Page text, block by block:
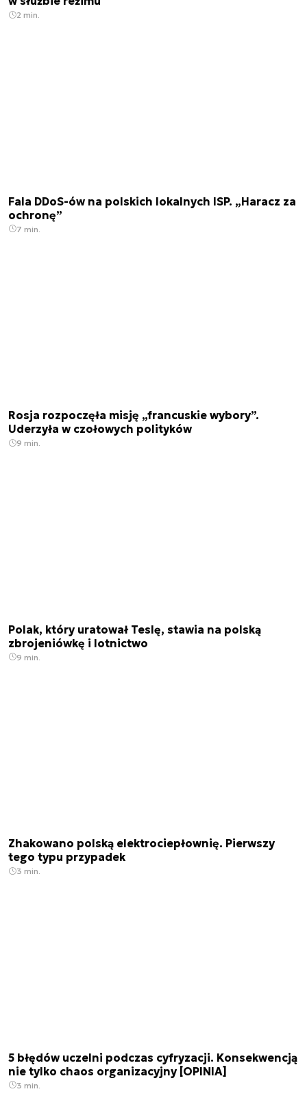
2 min.
Fala DDoS-ów na polskich lokalnych ISP. „Haracz za
ochronę”
7 min.
Rosja rozpoczęła misję „francuskie wybory”.
Uderzyła w czołowych polityków
9 min.
Polak, który uratował Teslę, stawia na polską
zbrojeniówkę i lotnictwo
9 min.
Zhakowano polską elektrociepłownię. Pierwszy
tego typu przypadek
3 min.
5 błędów uczelni podczas cyfryzacji. Konsekwencją
nie tylko chaos organizacyjny [OPINIA]
3 min.